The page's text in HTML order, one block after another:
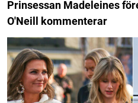
Prinsessan Madeleines
O'Neill kommenterar